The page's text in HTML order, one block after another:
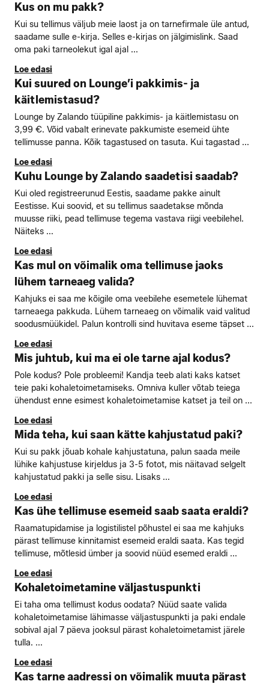
Kus on mu pakk?
Kui su tellimus väljub meie laost ja on tarnefirmale üle antud,
saadame sulle e-kirja. Selles e-kirjas on jälgimislink. Saad
oma paki tarneolekut igal ajal ...
Loe edasi
Kui suured on Lounge’i pakkimis- ja
käitlemistasud?
Lounge by Zalando tüüpiline pakkimis- ja käitlemistasu on
3,99 €. Võid vabalt erinevate pakkumiste esemeid ühte
tellimusse panna. Kõik tagastused on tasuta. Kui tagastad ...
Loe edasi
Kuhu Lounge by Zalando saadetisi saadab?
Kui oled registreerunud Eestis, saadame pakke ainult
Eestisse. Kui soovid, et su tellimus saadetakse mõnda
muusse riiki, pead tellimuse tegema vastava riigi veebilehel.
Näiteks ...
Loe edasi
Kas mul on võimalik oma tellimuse jaoks
lühem tarneaeg valida?
Kahjuks ei saa me kõigile oma veebilehe esemetele lühemat
tarneaega pakkuda. Lühem tarneaeg on võimalik vaid valitud
soodusmüükidel. Palun kontrolli sind huvitava eseme täpset ...
Loe edasi
Mis juhtub, kui ma ei ole tarne ajal kodus?
Pole kodus? Pole probleemi! Kandja teeb alati kaks katset
teie paki kohaletoimetamiseks. Omniva kuller võtab teiega
ühendust enne esimest kohaletoimetamise katset ja teil on ...
Loe edasi
Mida teha, kui saan kätte kahjustatud paki?
Kui su pakk jõuab kohale kahjustatuna, palun saada meile
lühike kahjustuse kirjeldus ja 3-5 fotot, mis näitavad selgelt
kahjustatud pakki ja selle sisu. Lisaks ...
Loe edasi
Kas ühe tellimuse esemeid saab saata eraldi?
Raamatupidamise ja logistilistel põhustel ei saa me kahjuks
pärast tellimuse kinnitamist esemeid eraldi saata. Kas tegid
tellimuse, mõtlesid ümber ja soovid nüüd esemed eraldi ...
Loe edasi
Kohaletoimetamine väljastuspunkti
Ei taha oma tellimust kodus oodata? Nüüd saate valida
kohaletoimetamise lähimasse väljastuspunkti ja paki endale
sobival ajal 7 päeva jooksul pärast kohaletoimetamist järele
tulla. ...
Loe edasi
Kas tarne aadressi on võimalik muuta pärast